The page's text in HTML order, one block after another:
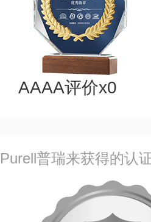
AAAA评价x0
Purell普瑞来获得的认